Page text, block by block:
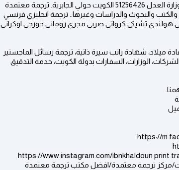
شركة ابن خلدون للترجمة المعتمدة ترجمة معتمدة وزارة العدل 51256426 الكويت حولي الجابرية. ترجمة معتمدة
والكتب والبحوث والدراسات وغيرها.. ترجمة انجليزي فرنسي
هولندي تشيكي كرواتي صربي مجري روماني جورجي اوكراني
ميلاد، شهادة راتب سيرة ذاتية، ترجمة رسائل الماجستير
الوزارات، السفارات بدولة الكويت، خدمة التدقيق
https://
https://www.instagram.com/ibnkhaldoun print
مركز ترجمة معتمدة/افضل مكتب ترجمة معتمدة